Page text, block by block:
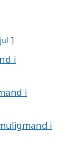
i
i
i